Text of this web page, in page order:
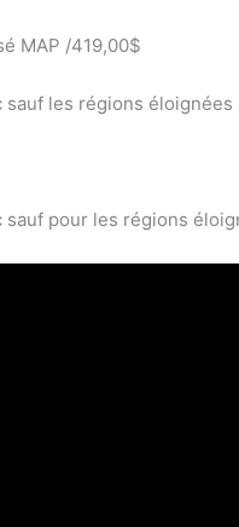
MAP /419,00$
les régions
pour les régions